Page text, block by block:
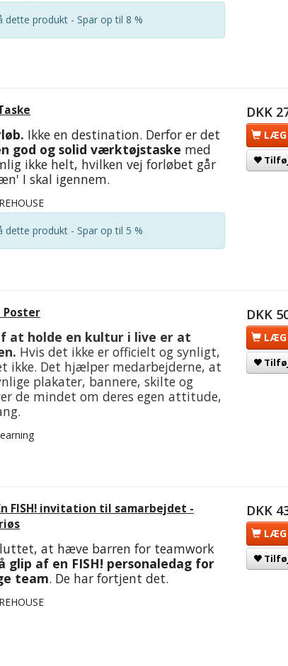
produkt - Spar op til 8 %
Ikke en destination. Derfor er det
god og solid værktøjstaske med
ikke helt, hvilken vej forløbet går
I skal igennem.
produkt - Spar op til 5 %
DKK
LÆG
Poster
at holde en kultur i live er at
Hvis det ikke er officielt og synligt,
ikke. Det hjælper medarbejderne, at
plakater, bannere, skilte og
de mindet om deres egen attitude,
DKK
LÆG
FISH! invitation til samarbejdet -
at hæve barren for teamwork
glip af en FISH! personaledag for
team. De har fortjent det.
DKK
LÆG